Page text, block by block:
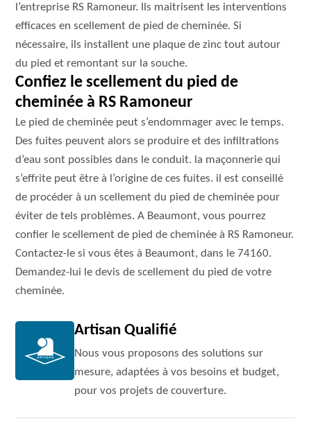
l’entreprise RS Ramoneur. Ils maitrisent les interventions
efficaces en scellement de pied de cheminée. Si
nécessaire, ils installent une plaque de zinc tout autour
du pied et remontant sur la souche.
Confiez le scellement du pied de
cheminée à RS Ramoneur
Le pied de cheminée peut s’endommager avec le temps.
Des fuites peuvent alors se produire et des infiltrations
d’eau sont possibles dans le conduit. la maçonnerie qui
s’effrite peut être à l’origine de ces fuites. il est conseillé
de procéder à un scellement du pied de cheminée pour
éviter de tels problèmes. A Beaumont, vous pourrez
confier le scellement de pied de cheminée à RS Ramoneur.
Contactez-le si vous êtes à Beaumont, dans le 74160.
Demandez-lui le devis de scellement du pied de votre
cheminée.
Artisan Qualifié
Nous vous proposons des solutions sur
mesure, adaptées à vos besoins et budget,
pour vos projets de couverture.